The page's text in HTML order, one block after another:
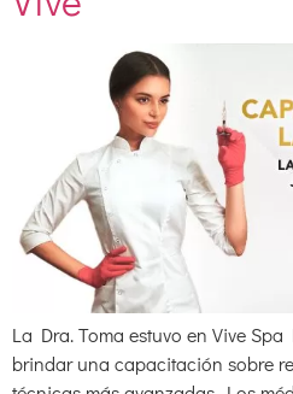
La Dra. Toma estuvo en Vive
brindar una capacitación sobre